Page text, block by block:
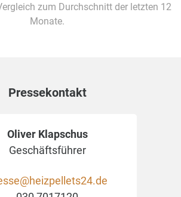
zum Durchschnitt der letzten 12
Monate.
Pressekontakt
Oliver Klapschus
Geschäftsführer